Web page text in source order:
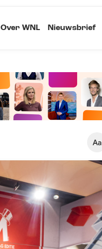
Over WNL Nieuwsbrief
Standaard
Groot